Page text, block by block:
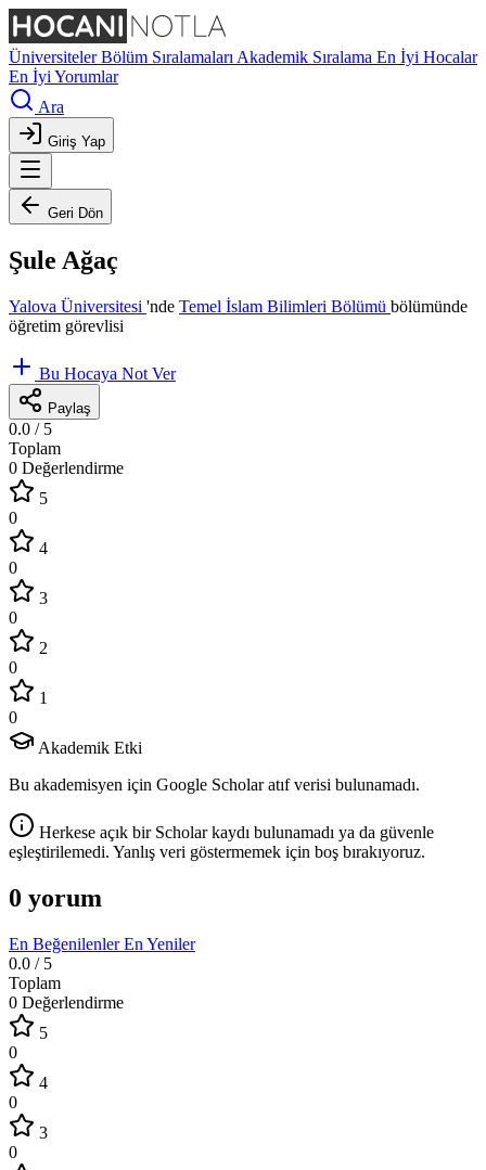
ÜniversitelerBölüm Sıralamaları Akademik Sıralama En İyi Hocalar
En İyi Yorumlar
Ara
Giriş Yap
Geri Dön
Şule Ağaç
Yalova Üniversitesi 'nde Temel İslam Bilimleri Bölümü bölümünde
öğretim görevlisi
Bu Hocaya Not Ver
Paylaş
0.0 / 5
Toplam
0 Değerlendirme
5
0
4
0
3
0
2
0
1
0
Akademik Etki
Bu akademisyen için Google Scholar atıf verisi bulunamadı.
Herkese açık bir Scholar kaydı bulunamadı ya da güvenle
eşleştirilemedi. Yanlış veri göstermemek için boş bırakıyoruz.
0 yorum
En BeğenilenlerEn Yeniler
0.0 / 5
Toplam
0 Değerlendirme
5
0
4
0
3
0